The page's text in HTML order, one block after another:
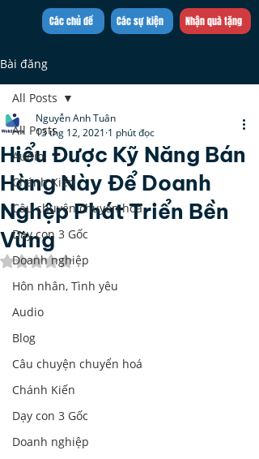
Trần Việt Quân
Các sự kiện
Các chủ đề Nhận quà tặng
Bài đăng
All Posts
Audio
Chánh Kiến
Câu chuyện chuyển hoá
Dạy con 3 Gốc
Doanh nghiệp
Hôn nhân, Tình yêu
Audio
Blog
Câu chuyện chuyển hoá
Chánh Kiến
Dạy con 3 Gốc
Doanh nghiệp
All Posts
Hiểu Được Kỹ Năng Bán
Hàng Này Để Doanh
Nghệp Phát Triển Bền
Vững
Nguyễn Anh Tuân
13 thg 12, 2021 1 phút đọc
Đã xếp hạng NaN/5 sao.